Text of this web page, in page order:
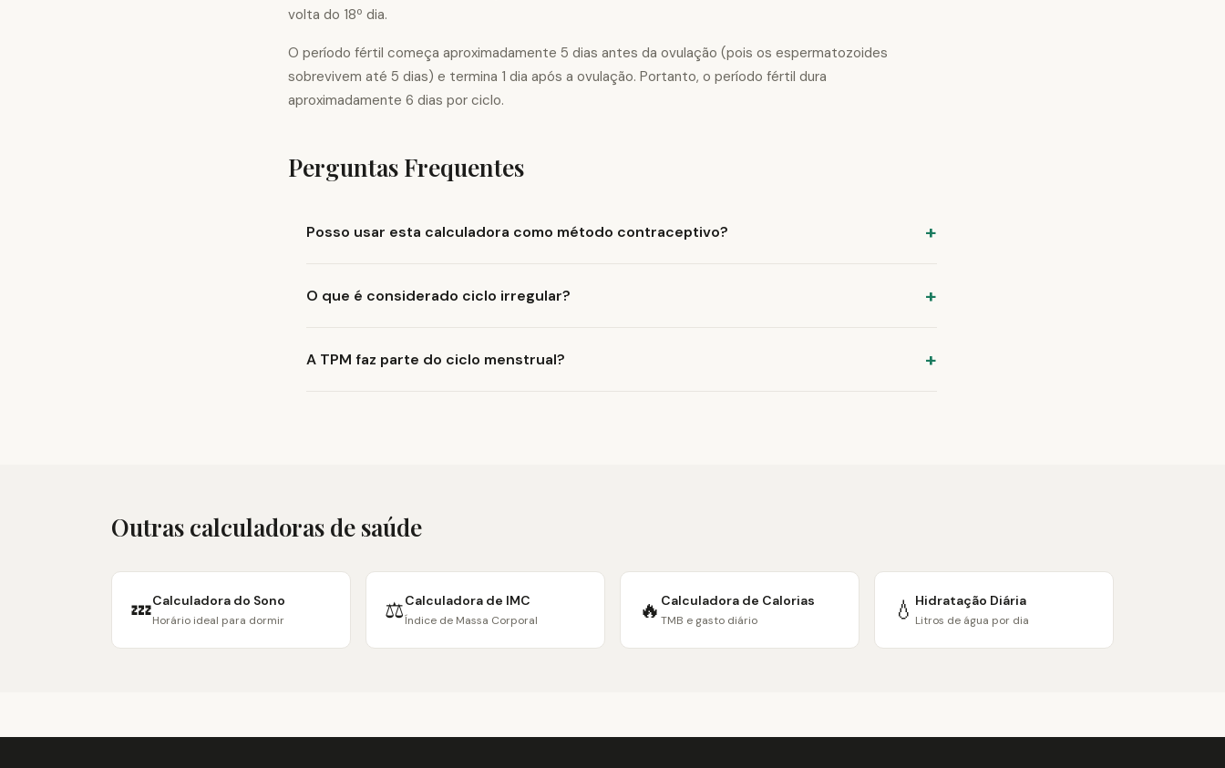
volta do 18º dia.
O período fértil começa aproximadamente 5 dias antes da ovulação (pois os espermatozoides
sobrevivem até 5 dias) e termina 1 dia após a ovulação. Portanto, o período fértil dura
aproximadamente 6 dias por ciclo.
Perguntas Frequentes
Posso usar esta calculadora como método contraceptivo?
O que é considerado ciclo irregular?
A TPM faz parte do ciclo menstrual?
Outras calculadoras de saúde
💤Calculadora do Sono
Horário ideal para dormir ⚖️Calculadora de IMC
Índice de Massa Corporal 🔥 Calculadora de Calorias
TMB e gasto diário 💧 Hidratação Diária
Litros de água por dia